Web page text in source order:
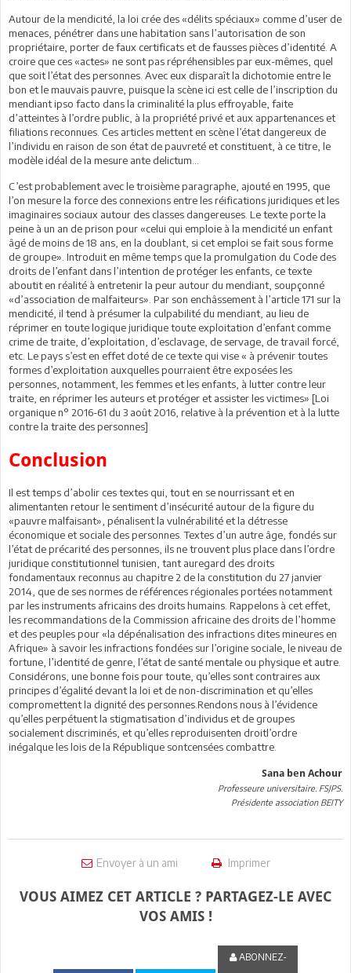
Autour de la mendicité, la loi crée des «délits spéciaux» comme d’user de
menaces, pénétrer dans une habitation sans l’autorisation de son
propriétaire, porter de faux certificats et de fausses pièces d’identité. A
croire que ces «actes» ne sont pas répréhensibles par eux-mêmes, quel
que soit l’état des personnes. Avec eux disparaît la dichotomie entre le
bon et le mauvais pauvre, puisque la scène ici est celle de l’inscription du
mendiant ipso facto dans la criminalité la plus effroyable, faite
d’atteintes à l’ordre public, à la propriété privé et aux appartenances et
filiations reconnues. Ces articles mettent en scène l’état dangereux de
l’individu en raison de son état de pauvreté et constituent, à ce titre, le
modèle idéal de la mesure ante delictum...
C’est probablement avec le troisième paragraphe, ajouté en 1995, que
l’on mesure la force des connexions entre les réifications juridiques et les
imaginaires sociaux autour des classes dangereuses. Le texte porte la
peine à un an de prison pour «celui qui emploie à la mendicité un enfant
âgé de moins de 18 ans, en la doublant, si cet emploi se fait sous forme
de groupe». Introduit en même temps que la promulgation du Code des
droits de l’enfant dans l’intention de protéger les enfants, ce texte
aboutit en réalité à entretenir la peur autour du mendiant, soupçonné
«d’association de malfaiteurs». Par son enchâssement à l’article 171 sur la
mendicité, il tend à présumer la culpabilité du mendiant, au lieu de
réprimer en toute logique juridique toute exploitation d’enfant comme
crime de traite, d’exploitation, d’esclavage, de servage, de travail forcé,
etc. Le pays s’est en effet doté de ce texte qui vise « à prévenir toutes
formes d’exploitation auxquelles pourraient être exposées les
personnes, notamment, les femmes et les enfants, à lutter contre leur
traite, en réprimer les auteurs et protéger et assister les victimes» [Loi
organique n° 2016-61 du 3 août 2016, relative à la prévention et à la lutte
contre la traite des personnes]
Conclusion
Il est temps d’abolir ces textes qui, tout en se nourrissant et en
alimentanten retour le sentiment d’insécurité autour de la figure du
«pauvre malfaisant», pénalisent la vulnérabilité et la détresse
économique et sociale des personnes. Textes d’un autre âge, fondés sur
l’état de précarité des personnes, ils ne trouvent plus place dans l’ordre
juridique constitutionnel tunisien, tant auregard des droits
fondamentaux reconnus au chapitre 2 de la constitution du 27 janvier
2014, que de ses normes de références régionales portées notamment
par les instruments africains des droits humains. Rappelons à cet effet,
les recommandations de la Commission africaine des droits de l’homme
et des peuples pour «la dépénalisation des infractions dites mineures en
Afrique» à savoir les infractions fondées sur l’origine sociale, le niveau de
fortune, l’identité de genre, l’état de santé mentale ou physique et autre.
Considérons, une bonne fois pour toute, qu’elles sont contraires aux
principes d’égalité devant la loi et de non-discrimination et qu’elles
compromettent la dignité des personnes.Rendons nous à l’évidence
qu’elles perpétuent la stigmatisation d’individus et de groupes
socialement discriminés, et qu’elles reproduisenten droitl’ordre
inégalque les lois de la République sontcensées combattre.
Sana ben Achour
Professeure universitaire. FSJPS.
Présidente association BEITY
Envoyer à un ami Imprimer
VOUS AIMEZ CET ARTICLE ? PARTAGEZ-LE AVEC
VOS AMIS !
ABONNEZ-